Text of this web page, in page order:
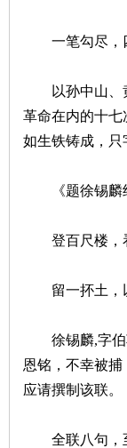
一笔勾尽，四
以孙中山、黄
革命在内的十
如生铁铸成，只
《题徐锡麟
登百尺楼，看
留一抔土，以
徐锡麟,字伯荪
恩铭，不幸被
应请撰制该联。
全联八句，至